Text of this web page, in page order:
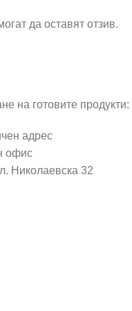
да оставят отзив.
на готовите продукти:
адрес
офис
Николаевска 32